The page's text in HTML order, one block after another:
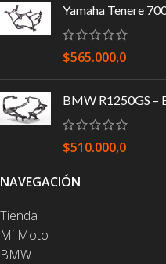
Yamaha Tenere
$565.000,0
BMW R1250GS –
$510.000,0
NAVEGACIÓN
Tienda
Mi Moto
BMW